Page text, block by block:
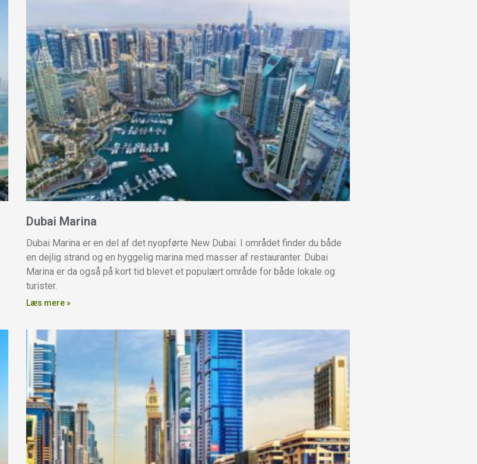
Dubai Marina
Dubai Marina er en del af det nyopførte New Dubai. I området finder du både
en dejlig strand og en hyggelig marina med masser af restauranter. Dubai
Marina er da også på kort tid blevet et populært område for både lokale og
turister.
Læs mere »